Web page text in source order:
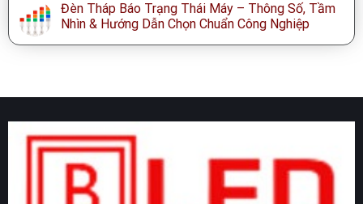
Đèn Tháp Báo Trạng Thái Máy – Thông Số, Tầm
Nhìn & Hướng Dẫn Chọn Chuẩn Công Nghiệp